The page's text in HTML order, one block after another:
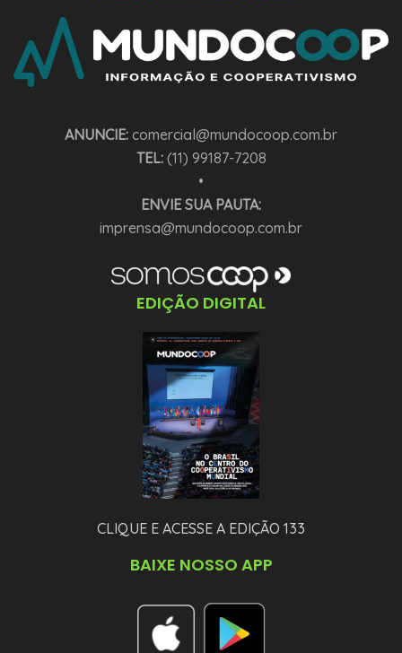
ANUNCIE: comercial@mundocoop.com.br
TEL:(11) 99187-7208
•
ENVIE SUA PAUTA:
imprensa@mundocoop.com.br
EDIÇÃO DIGITAL
CLIQUE E ACESSE A EDIÇÃO 133
BAIXE NOSSO APP